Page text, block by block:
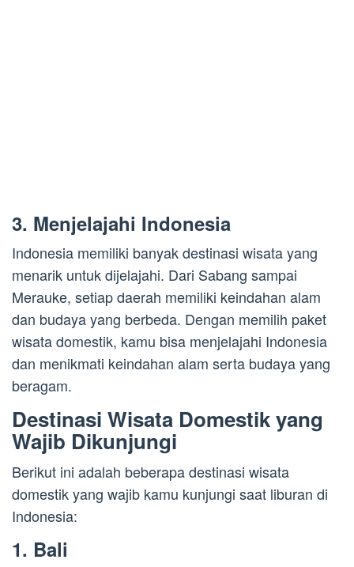
3. Menjelajahi Indonesia
Indonesia memiliki banyak destinasi wisata yang
menarik untuk dijelajahi. Dari Sabang sampai
Merauke, setiap daerah memiliki keindahan alam
dan budaya yang berbeda. Dengan memilih paket
wisata domestik, kamu bisa menjelajahi Indonesia
dan menikmati keindahan alam serta budaya yang
beragam.
Destinasi Wisata Domestik yang
Wajib Dikunjungi
Berikut ini adalah beberapa destinasi wisata
domestik yang wajib kamu kunjungi saat liburan di
Indonesia:
1. Bali